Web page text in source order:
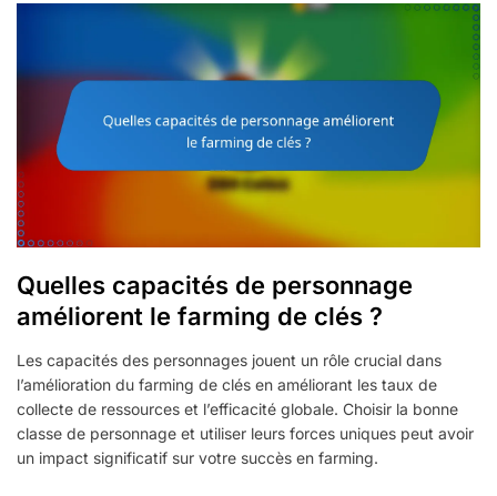
Quelles capacités de personnage
améliorent le farming de clés ?
Les capacités des personnages jouent un rôle crucial dans
l’amélioration du farming de clés en améliorant les taux de
collecte de ressources et l’efficacité globale. Choisir la bonne
classe de personnage et utiliser leurs forces uniques peut avoir
un impact significatif sur votre succès en farming.